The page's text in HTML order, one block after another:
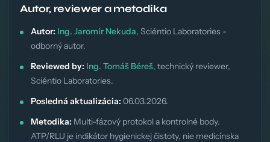
Autor, reviewer a metodika
Autor: Ing. Jaromír Nekuda, Sciéntio Laboratories -
odborný autor.
Reviewed by: Ing. Tomáš Béreš, technický reviewer,
Sciéntio Laboratories.
Posledná aktualizácia: 06.03.2026.
Metodika: Multi-fázový protokol a kontrolné body.
ATP/RLU je indikátor hygienickej čistoty, nie medicínska